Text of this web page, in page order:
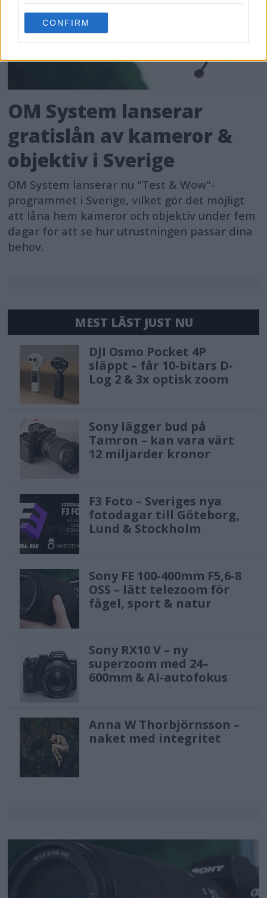
use your data for below specified purposes in below Google
consent section.
CONFIRM
dramatiskt, så att konstverken kanske
kan bevaras i upp till 200 år[3].
Ett lyft för produktiviteten
Den nya imagePROGRAF GP-serien är
lättanvänd – oavsett användarens
kunskapsnivå – och ger ökad
produktivitet tack vare ett
statusövervakningssystem för
bläckspridningen, förenklade
inställningar och enklare hantering av
utskriftsmaterial. Serien har dubbla
rullar som samtidigt kan hantera olika
mellan att skriva ut på allt från matt
till glättat papper utan att avbryta
körningen. Genom att öka hastigheten
på den automatiska
inmatningsprocessen har materialets
inmatningstid också reducerats med
cirka 40 %[4].
Miljöhänsyn
miljöavtrycket från sina produkter och
verksamheter genom att använda
resurser på ett ansvarsfullt sätt,
minimera avfallet, öka effektiviteten
och stödja innovation, så har
mängden expanderad styrenplast
reducerats i förpackningsmaterialet
för nya serien – till exempel har 89,5 %
[5] mindre polystyrenskum använts
för GP-4600S jämfört med dess
strömförbrukningen – 94W eller lägre i
drift och 2,2W eller lägre i standby –
har liksom andra uppfyllda kriterier
bedömningssystem (Electronic
Product Environmental Assessment
OM System lanserar
gratislån av kameror &
objektiv i Sverige
OM System lanserar nu "Test & Wow"-
programmet i Sverige, vilket gör det möjligt
att låna hem kameror och objektiv under fem
dagar för att se hur utrustningen passar dina
behov.
MEST LÄST JUST NU
DJI Osmo Pocket 4P
släppt – får 10-bitars D-
Log 2 & 3x optisk zoom
Sony lägger bud på
Tamron – kan vara värt
12 miljarder kronor
F3 Foto – Sveriges nya
fotodagar till Göteborg,
Lund & Stockholm
Sony FE 100-400mm F5,6-8
OSS – lätt telezoom för
fågel, sport & natur
Sony RX10 V – ny
superzoom med 24–
600mm & AI-autofokus
Anna W Thorbjörnsson –
naket med integritet